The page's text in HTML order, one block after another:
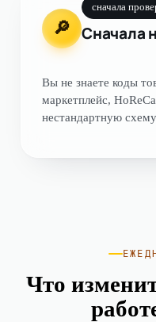
🔎
сначала
Сначала
Вы не знаете коды
маркетплейс,
нестандартную
Что